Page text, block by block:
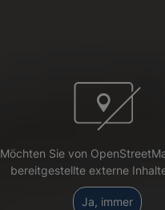
Möchten Sie von
bereitgestellte externe
Ja, immer